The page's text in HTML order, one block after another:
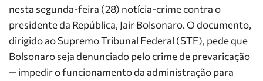
nesta segunda-feira (28) notícia-crime contra o
presidente da República, Jair Bolsonaro. O documento,
dirigido ao Supremo Tribunal Federal (STF), pede que
Bolsonaro seja denunciado pelo crime de prevaricação
— impedir o funcionamento da administração para